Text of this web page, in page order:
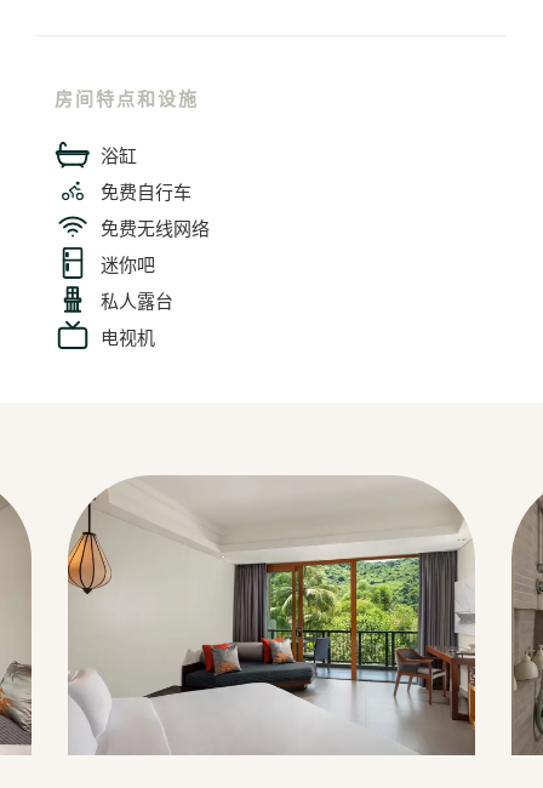
房间特点和设施
浴缸
免费自行车
免费无线网络
迷你吧
私人露台
电视机